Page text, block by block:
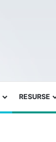
RESURSE